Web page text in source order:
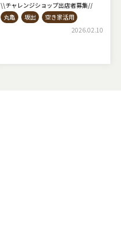
\\チャレンジショップ出店者募集⁡//
丸亀
坂出
空き家活用
2026.02.10